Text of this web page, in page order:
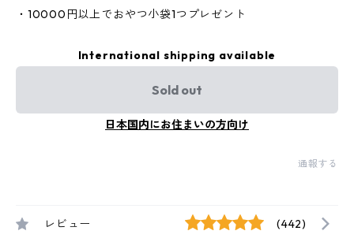
・10000円以上でおやつ小袋1つプレゼント
International shipping available
Sold out
日本国内にお住まいの方向け
通報する
レビュー (442)